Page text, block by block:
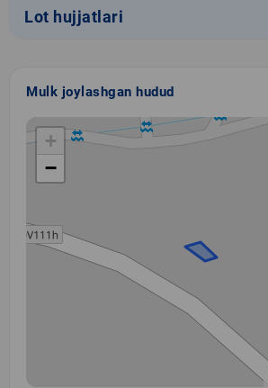
Lot hujjatlari
Mulk joylashgan hudud
+
−